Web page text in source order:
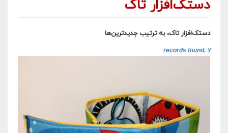
دستک‌افزار تاک
دستک‌افزار تاک، به ترتیب جدیدترین‌ها
۷ records found.‎